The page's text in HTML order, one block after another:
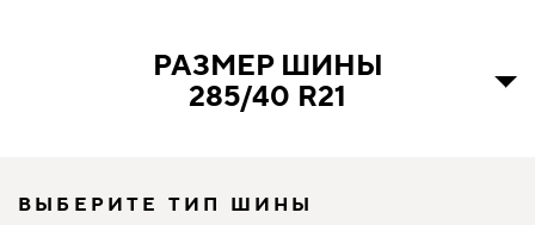
РАЗМЕР ШИНЫ
285/40 R21
ВЫБЕРИТЕ ТИП ШИНЫ